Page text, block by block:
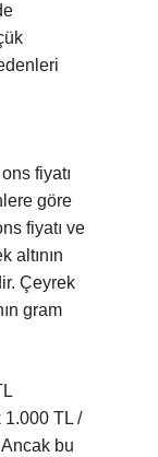
fiyatı
göre
fiyatı ve
altının
Çeyrek
gram
1.000 TL /
bu